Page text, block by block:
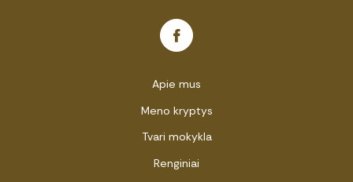
Apie mus
Meno kryptys
Tvari mokykla
Renginiai